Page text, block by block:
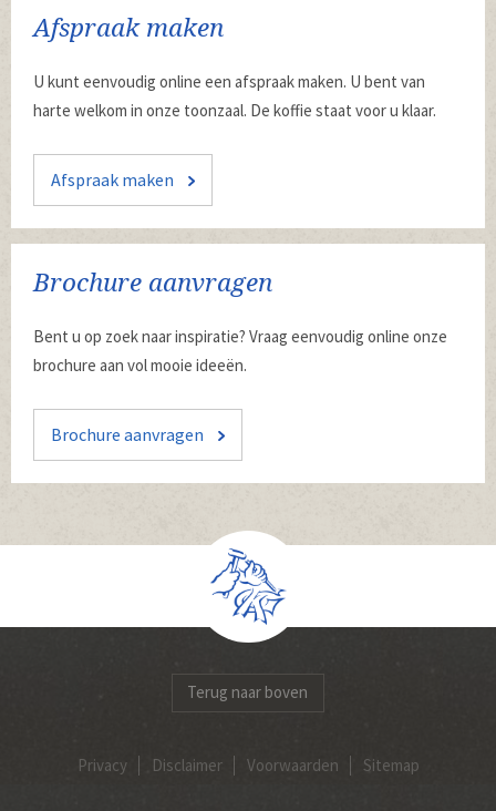
Afspraak maken
U kunt eenvoudig online een afspraak maken. U bent van
harte welkom in onze toonzaal. De koffie staat voor u klaar.
Afspraak maken
Brochure aanvragen
Bent u op zoek naar inspiratie? Vraag eenvoudig online onze
brochure aan vol mooie ideeën.
Brochure aanvragen
Terug naar boven
Privacy Disclaimer Voorwaarden Sitemap